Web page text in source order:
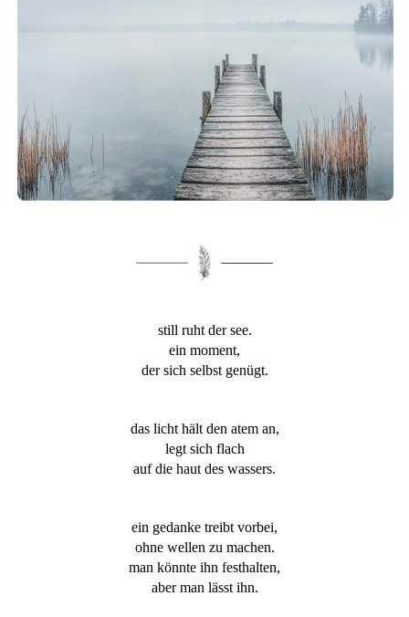
still ruht der see.
ein moment,
der sich selbst genügt.
das licht hält den atem an,
legt sich flach
auf die haut des wassers.
ein gedanke treibt vorbei,
ohne wellen zu machen.
man könnte ihn festhalten,
aber man lässt ihn.